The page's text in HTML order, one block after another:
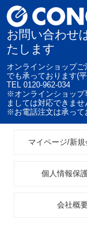
お問い合わせ
たします
オンラインショップ
でも承っております(
TEL 0120-962-034
※オンラインショップ
ましては対応できませ
※お電話注文は承って
マイページ/新
個人情報保
会社概